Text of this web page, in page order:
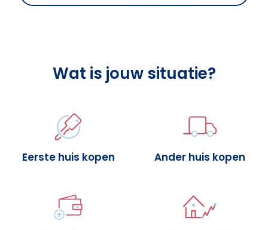
Wat is jouw situatie?
Eerste huis kopen Ander huis kopen